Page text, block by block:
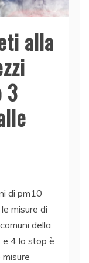
alla
3
di pm10
misure di
della
e 4 lo stop è